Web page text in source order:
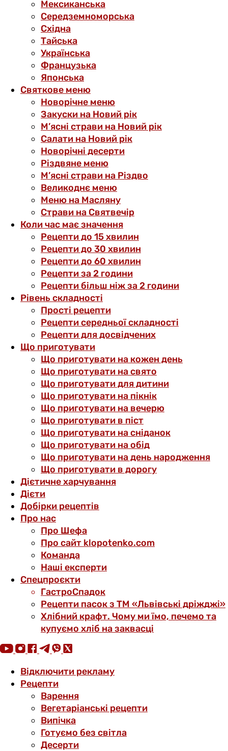
Мексиканська
Середземноморська
Східна
Тайська
Українська
Французька
Японська
Святкове меню
Новорічне меню
Закуски на Новий рік
М’ясні страви на Новий рік
Салати на Новий рік
Новорічні десерти
Різдвяне меню
М’ясні страви на Різдво
Великоднє меню
Меню на Масляну
Страви на Святвечір
Коли час має значення
Рецепти до 15 хвилин
Рецепти до 30 хвилин
Рецепти до 60 хвилин
Рецепти за 2 години
Рецепти більш ніж за 2 години
Рівень складності
Прості рецепти
Рецепти середньої складності
Рецепти для досвідчених
Що приготувати
Що приготувати на кожен день
Що приготувати на свято
Що приготувати для дитини
Що приготувати на пікнік
Що приготувати на вечерю
Що приготувати в піст
Що приготувати на сніданок
Що приготувати на обід
Що приготувати на день народження
Що приготувати в дорогу
Дієтичне харчування
Дієти
Добірки рецептів
Про нас
Про Шефа
Про сайт klopotenko.com
Команда
Наші експерти
Спецпроєкти
ГастроСпадок
Рецепти пасок з ТМ «Львівські дріжджі»
Хлібний крафт. Чому ми їмо, печемо та
купуємо хліб на заквасці
Відключити рекламу
Рецепти
Варення
Вегетаріанські рецепти
Випічка
Готуємо без світла
Десерти